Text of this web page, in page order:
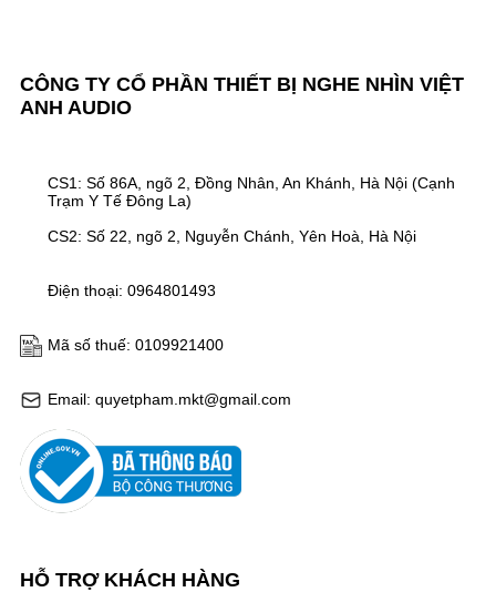
CÔNG TY CỔ PHẦN THIẾT BỊ NGHE NHÌN VIỆT
ANH AUDIO
Email: quyetpham.mkt@gmail.com
Mã số thuế: 0109921400
Điện thoại: 0964801493
CS1: Số 86A, ngõ 2, Đồng Nhân, An Khánh, Hà Nội (Cạnh
Trạm Y Tế Đông La)
CS2: Số 22, ngõ 2, Nguyễn Chánh, Yên Hoà, Hà Nội
HỖ TRỢ KHÁCH HÀNG